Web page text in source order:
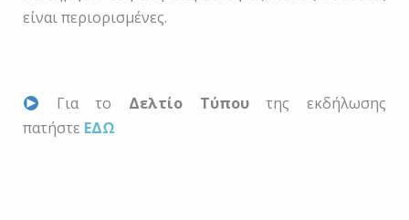
είναι περιορισμένες.
Για το Δελτίο Τύπουτης εκδήλωσης
πατήστε ΕΔΩ